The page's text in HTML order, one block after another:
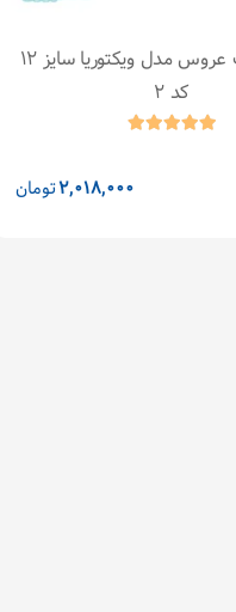
قابلمه کودک عروس مدل ویکتوریا سایز ۱۲
کد ۲
تومان2,018,000